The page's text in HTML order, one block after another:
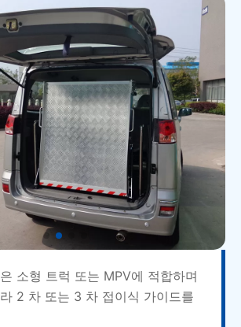
소형 트럭 또는 MPV에 적합하며
2 차 또는 3 차 접이식 가이드를